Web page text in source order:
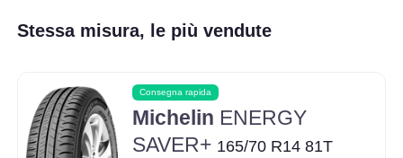
Stessa misura, le più vendute
Consegna rapida
Michelin ENERGY
SAVER+ 165/70 R14 81T